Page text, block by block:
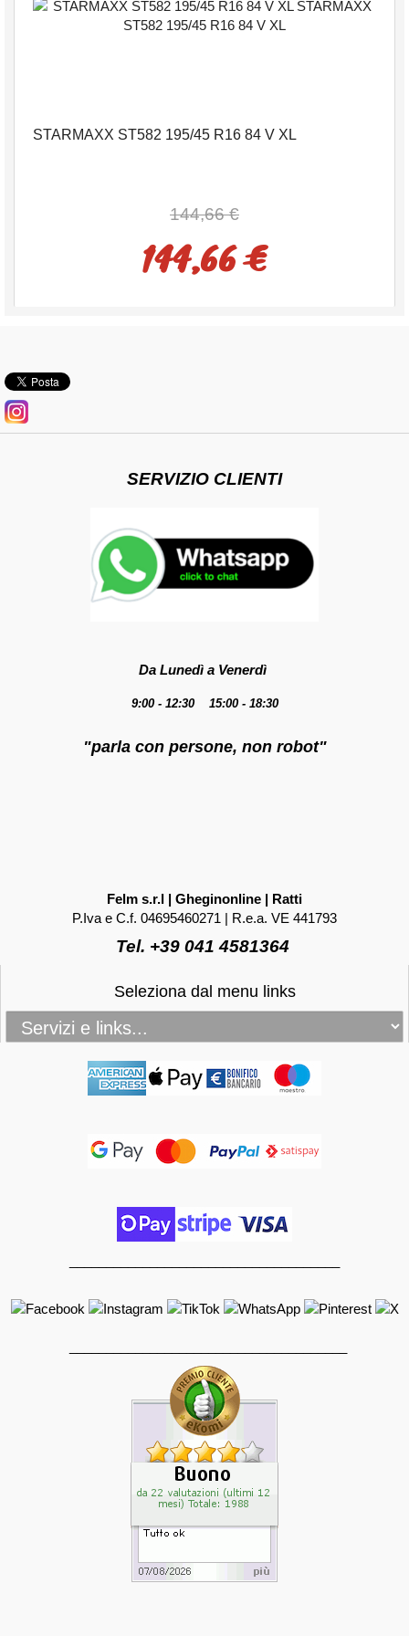
STARMAXX ST582 195/45 R16 84 V XL
144,66 €
144,66 €
SERVIZIO CLIENTI
Da Lunedì a Venerdì
9:00 - 12:30 15:00 - 18:30
"parla con persone, non robot"
Felm s.r.l | Gheginonline | Ratti
P.Iva e C.f. 04695460271 | R.e.a. VE 441793
Tel. +39 041 4581364
Seleziona dal menu links